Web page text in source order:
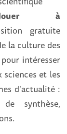
à
gratuite
la culture des
intéresser
sciences et les
d'actualité :
synthèse,